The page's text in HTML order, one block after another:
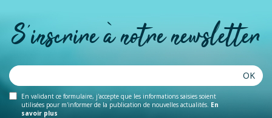
S'inscrire à notre newsletter
En validant ce formulaire, j'accepte que les informations saisies soient
utilisées pour m'informer de la publication de nouvelles actualités. En
savoir plus
OK